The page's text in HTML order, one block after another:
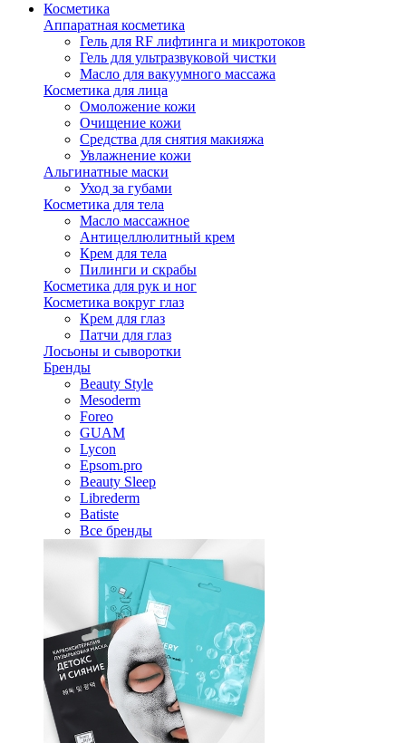
Косметика
Аппаратная косметика
Гель для RF лифтинга и микротоков
Гель для ультразвуковой чистки
Масло для вакуумного массажа
Косметика для лица
Омоложение кожи
Очищение кожи
Средства для снятия макияжа
Увлажнение кожи
Альгинатные маски
Уход за губами
Косметика для тела
Масло массажное
Антицеллюлитный крем
Крем для тела
Пилинги и скрабы
Косметика для рук и ног
Косметика вокруг глаз
Крем для глаз
Патчи для глаз
Лосьоны и сыворотки
Бренды
Beauty Style
Mesoderm
Foreo
GUAM
Lycon
Epsom.pro
Beauty Sleep
Librederm
Batiste
Все бренды